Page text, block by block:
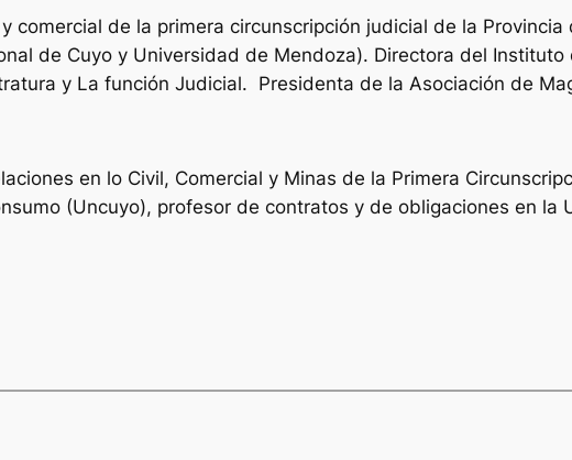
comercial de la primera circunscripción judicial de la
de Cuyo y Universidad de Mendoza). Directora del
y La función Judicial. Presidenta de la Asociación de
en lo Civil, Comercial y Minas de la Primera
(Uncuyo), profesor de contratos y de obligaciones en la